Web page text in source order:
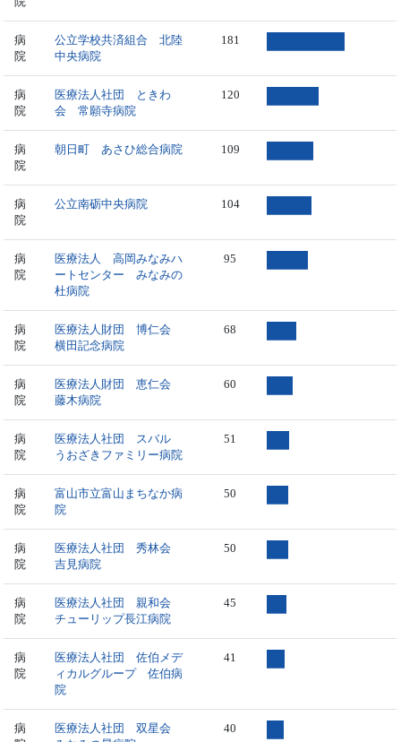
病
院
公立学校共済組合 北陸
中央病院
181
病
院
医療法人社団 ときわ
会 常願寺病院
120
病
院
朝日町 あさひ総合病院 109
病
院
公立南砺中央病院 104
病
院
医療法人 高岡みなみハ
ートセンター みなみの
杜病院
95
病
院
医療法人財団 博仁会
横田記念病院
68
病
院
医療法人財団 恵仁会
藤木病院
60
病
院
医療法人社団 スバル
うおざきファミリー病院
51
病
院
富山市立富山まちなか病
院
50
病
院
医療法人社団 秀林会
吉見病院
50
病
院
医療法人社団 親和会
チューリップ長江病院
45
病
院
医療法人社団 佐伯メデ
ィカルグループ 佐伯病
院
41
病
医療法人社団 双星会
40